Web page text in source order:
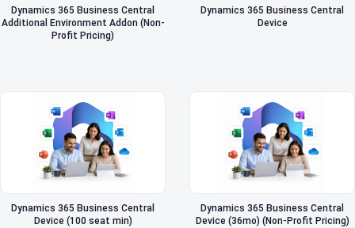
Dynamics 365 Business Central
Additional Environment Addon (Non-
Profit Pricing)
Dynamics 365 Business Central
Device
Dynamics 365 Business Central
Device (100 seat min)
Dynamics 365 Business Central
Device (36mo) (Non-Profit Pricing)